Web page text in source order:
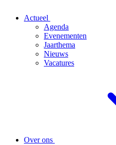
Actueel
Agenda
Evenementen
Jaarthema
Nieuws
Vacatures
Over ons